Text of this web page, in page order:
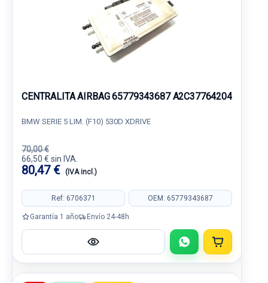
CENTRALITA AIRBAG 65779343687 A2C37764204
BMW SERIE 5 LIM. (F10) 530D XDRIVE
70,00 €
66,50 € sin IVA.
80,47 € (IVA incl.)
Ref: 6706371 OEM: 65779343687
Garantía 1 año Envío 24-48h